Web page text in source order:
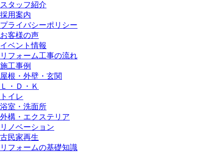
スタッフ紹介
採⽤案内
プライバシーポリシー
お客様の声
イベント情報
リフォーム⼯事の流れ
施⼯事例
屋根・外壁・玄関
Ｌ・Ｄ・Ｋ
トイレ
浴室・洗⾯所
外構・エクステリア
リノベーション
古民家再生
リフォームの基礎知識